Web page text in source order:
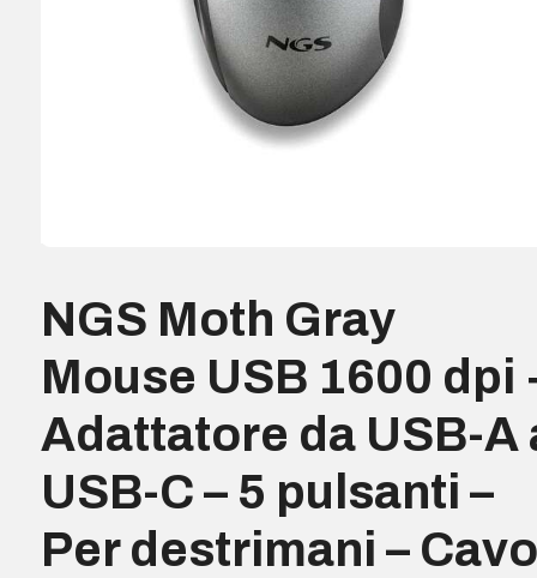
NGS Moth Gray
Mouse USB 1600 dpi
Adattatore da USB-A
USB-C – 5 pulsanti –
Per destrimani – Cavo